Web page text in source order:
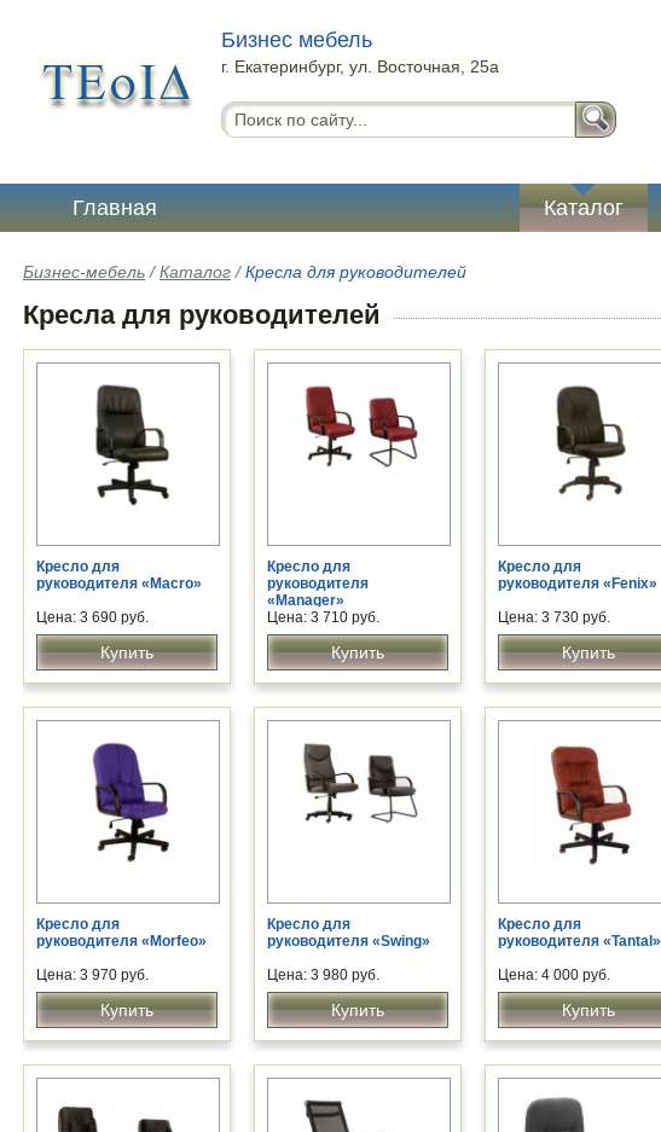
Бизнес мебель
г. Екатеринбург, ул. Восточная, 25а
Главная Каталог
Бизнес-мебель /Каталог /Кресла для руководителей
Кресла для руководителей
Кресло для
руководителя «Macro»
Цена: 3 690 руб.
Купить
Кресло для
руководителя
«Manager»
Цена: 3 710 руб.
Купить
Кресло для
руководителя «Fenix»
Цена: 3 730 руб.
Купить
Кресло для
руководителя «Morfeo»
Цена: 3 970 руб.
Купить
Кресло для
руководителя «Swing»
Цена: 3 980 руб.
Купить
Кресло для
руководителя «Tantal»
Цена: 4 000 руб.
Купить